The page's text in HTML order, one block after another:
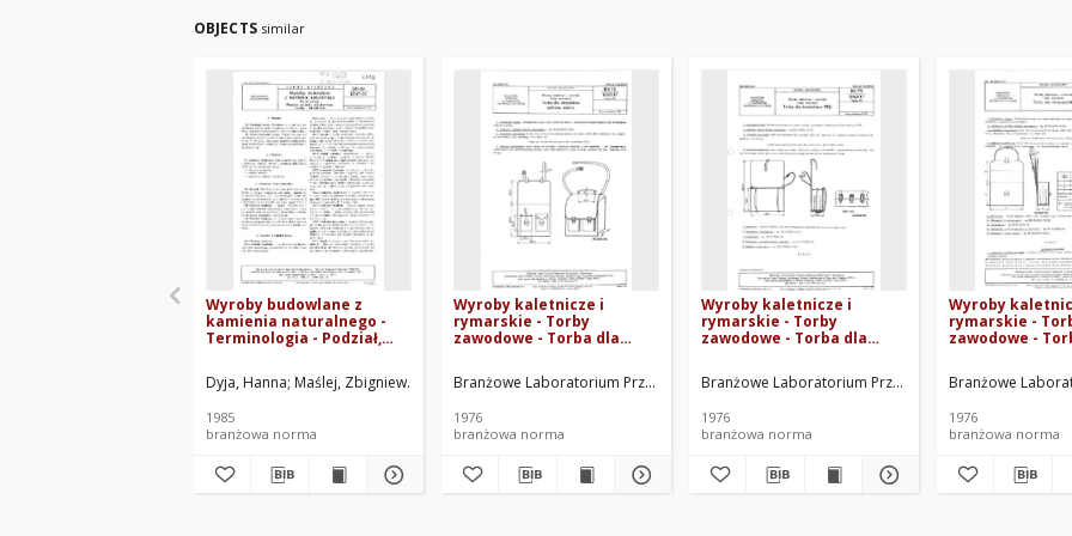
OBJECTS similar
Wyroby budowlane z
kamienia naturalnego -
Terminologia - Podział,
nazwy i określenia BN-
84/6747-24
Dyja, Hanna Maślej, Zbigniew Ośrodek Badawczo-Rozwojowy PROKAM, Kraków. Oprac.
1985
branżowa norma
Wyroby kaletnicze i
rymarskie - Torby
zawodowe - Torba dla
mienia BN-75/8501-17
Arkusz 06
Branżowe Laboratorium Przemysłu Kaletniczo-Rymarskiego, Warszawa. Oprac.
1976
branżowa norma
Wyroby kaletnicze i
rymarskie - Torby
zawodowe - Torba dla
75/8501-17 Arkusz 03
Branżowe Laboratorium Przemysłu Kaletniczo-
1976
branżowa norma
Wyroby
rymarskie -
zawodowe -
Branżowe
1976
branżowa norma